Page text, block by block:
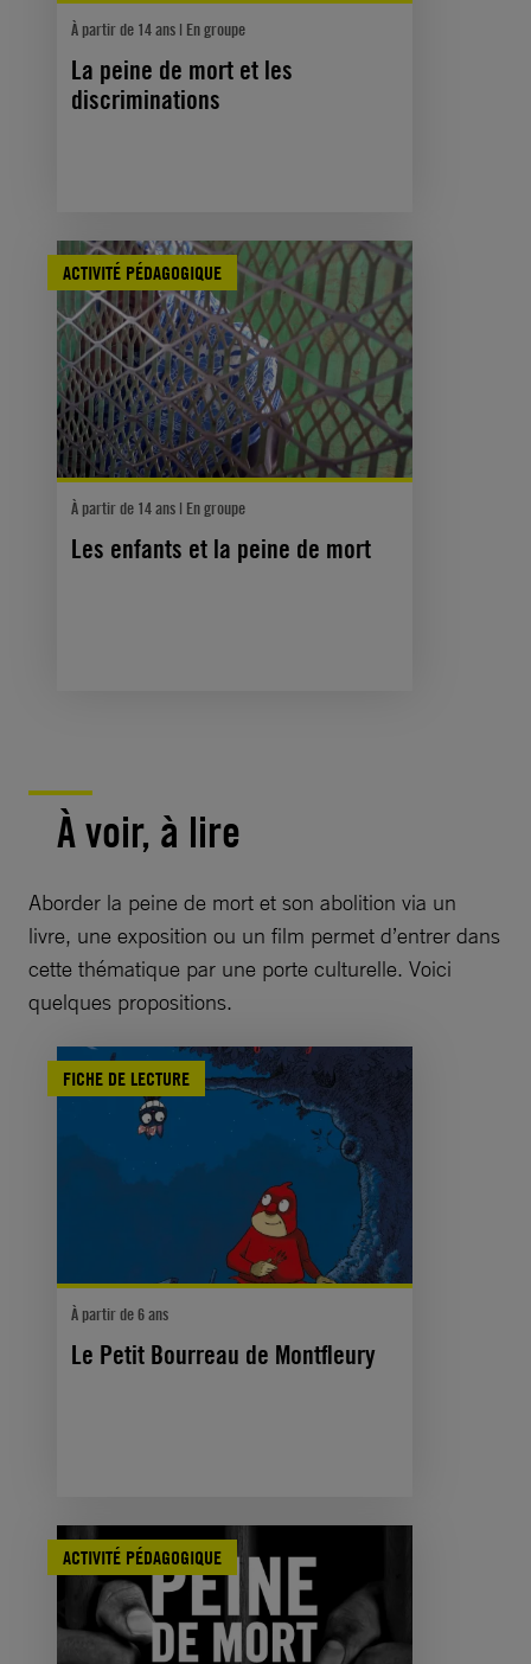
À partir de 14 ans | En groupe
La peine de mort et les
discriminations
ACTIVITÉ PÉDAGOGIQUE
À partir de 14 ans | En groupe
Les enfants et la peine de mort
À voir, à lire
Aborder la peine de mort et son abolition via un
livre, une exposition ou un film permet d’entrer dans
cette thématique par une porte culturelle. Voici
quelques propositions.
FICHE DE LECTURE
À partir de 6 ans
Le Petit Bourreau de Montfleury
ACTIVITÉ PÉDAGOGIQUE